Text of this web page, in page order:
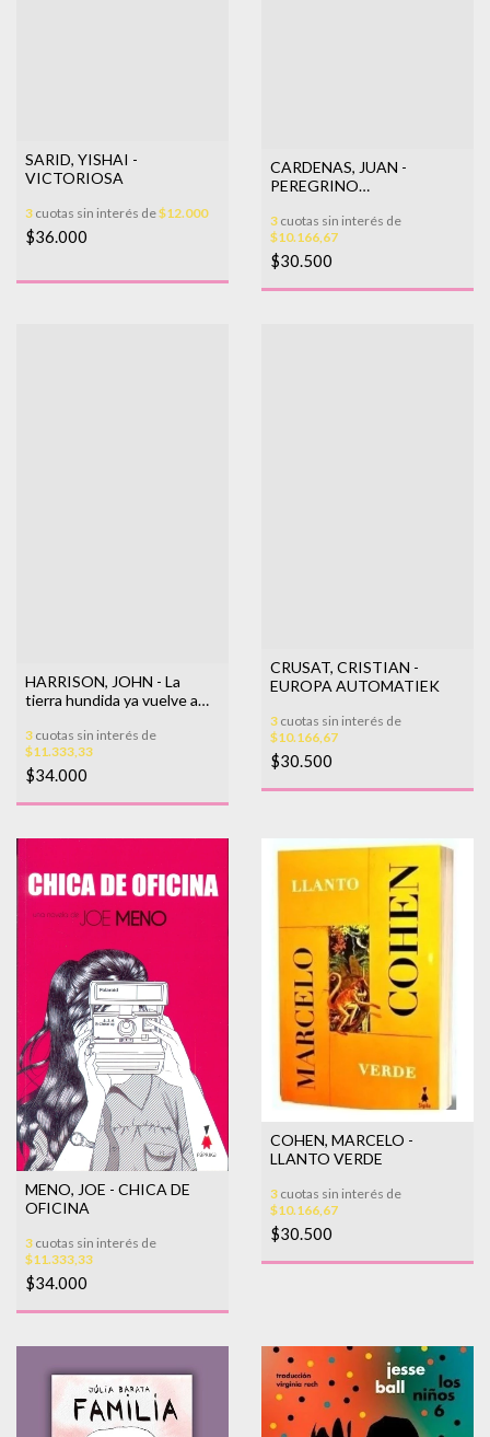
SARID, YISHAI -
VICTORIOSA
3 cuotas sin interés de$12.000
$36.000
CARDENAS, JUAN -
PEREGRINO
3 cuotas sin interés de
$10.166,67
$30.500
HARRISON, JOHN - La
tierra hundida ya vuelve a
3 cuotas sin interés de
$11.333,33
$34.000
CRUSAT, CRISTIAN -
EUROPA AUTOMATIEK
3 cuotas sin interés de
$10.166,67
$30.500
MENO, JOE - CHICA DE
OFICINA
3 cuotas sin interés de
$11.333,33
$34.000
COHEN, MARCELO -
LLANTO VERDE
3 cuotas sin interés de
$10.166,67
$30.500